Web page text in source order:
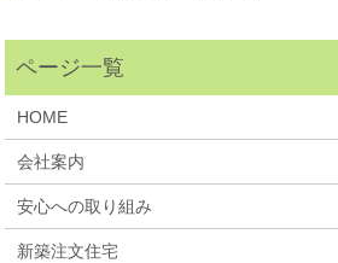
HOME
会社案内
安心への取り組み
新築注文住宅